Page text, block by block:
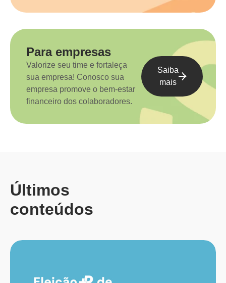
Para empresas
Valorize seu time e fortaleça
sua empresa! Conosco sua
empresa promove o bem-estar
financeiro dos colaboradores.
Saiba
mais
Últimos
conteúdos